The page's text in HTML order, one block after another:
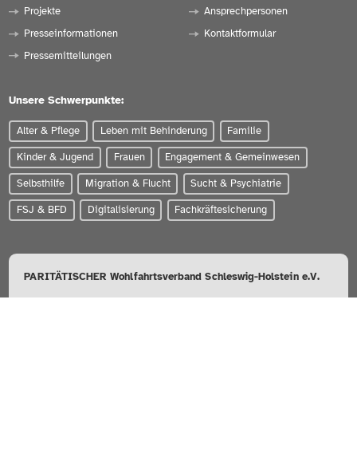
Projekte
Presseinformationen
Pressemitteilungen
Ansprechpersonen
Kontaktformular
Unsere Schwerpunkte:
Alter & Pflege Leben mit Behinderung Familie
Kinder & Jugend Frauen Engagement & Gemeinwesen
Selbsthilfe Migration & Flucht Sucht & Psychiatrie
FSJ & BFD Digitalisierung Fachkräftesicherung
PARITÄTISCHER Wohlfahrtsverband Schleswig-Holstein e.V.